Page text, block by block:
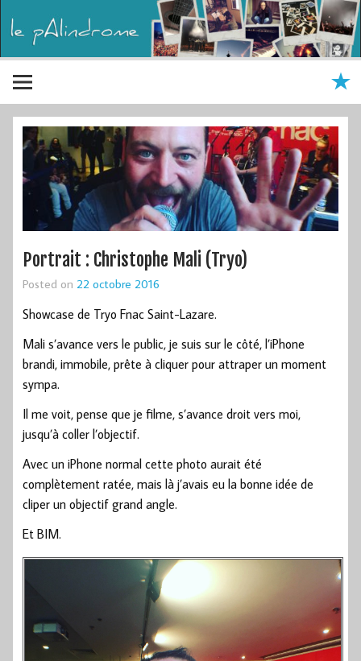
Portrait : Christophe Mali (Tryo)
Posted on 22 octobre 2016
Showcase de Tryo Fnac Saint-Lazare.
Mali s’avance vers le public, je suis sur le côté, l’iPhone
brandi, immobile, prête à cliquer pour attraper un moment
sympa.
Il me voit, pense que je filme, s’avance droit vers moi,
jusqu’à coller l’objectif.
Avec un iPhone normal cette photo aurait été
complètement ratée, mais là j’avais eu la bonne idée de
cliper un objectif grand angle.
Et BIM.